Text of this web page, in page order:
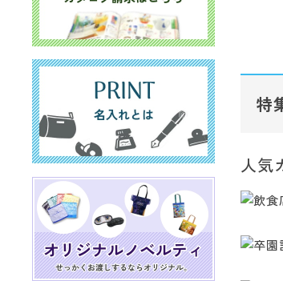
特
人気